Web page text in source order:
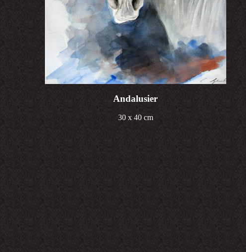
Andalusier
30 x 40 cm